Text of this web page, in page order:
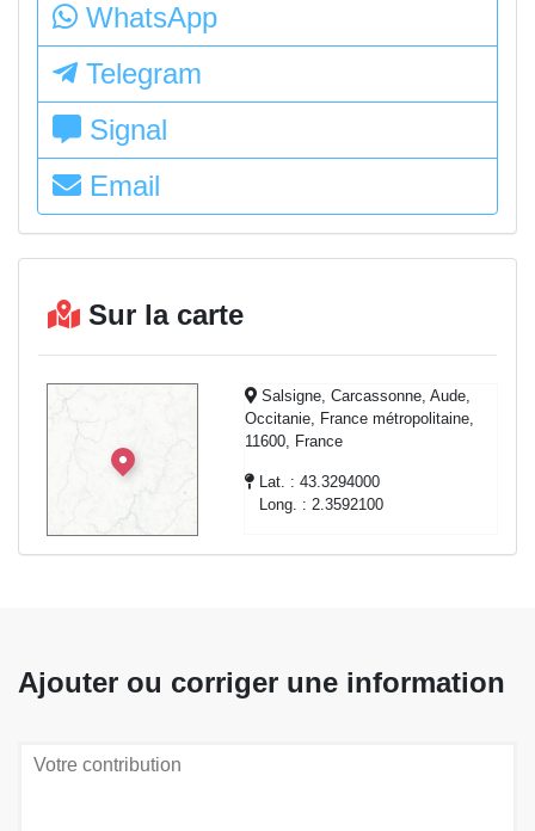
WhatsApp
Telegram
Signal
Email
Sur la carte
Salsigne, Carcassonne, Aude,
Occitanie, France métropolitaine,
11600, France
Lat. : 43.3294000
Long. : 2.3592100
Ajouter ou corriger une information